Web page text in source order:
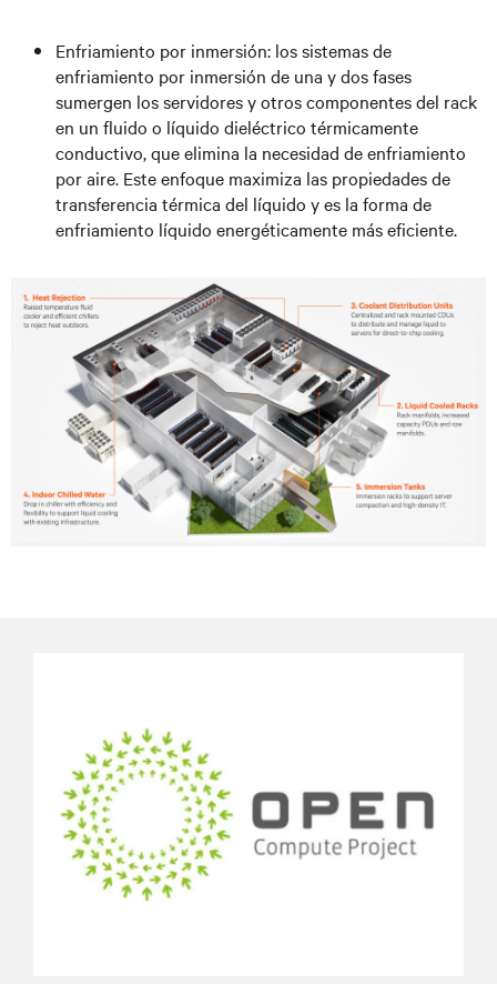
Enfriamiento por inmersión: los sistemas de
enfriamiento por inmersión de una y dos fases
sumergen los servidores y otros componentes del rack
en un fluido o líquido dieléctrico térmicamente
conductivo, que elimina la necesidad de enfriamiento
por aire. Este enfoque maximiza las propiedades de
transferencia térmica del líquido y es la forma de
enfriamiento líquido energéticamente más eficiente.